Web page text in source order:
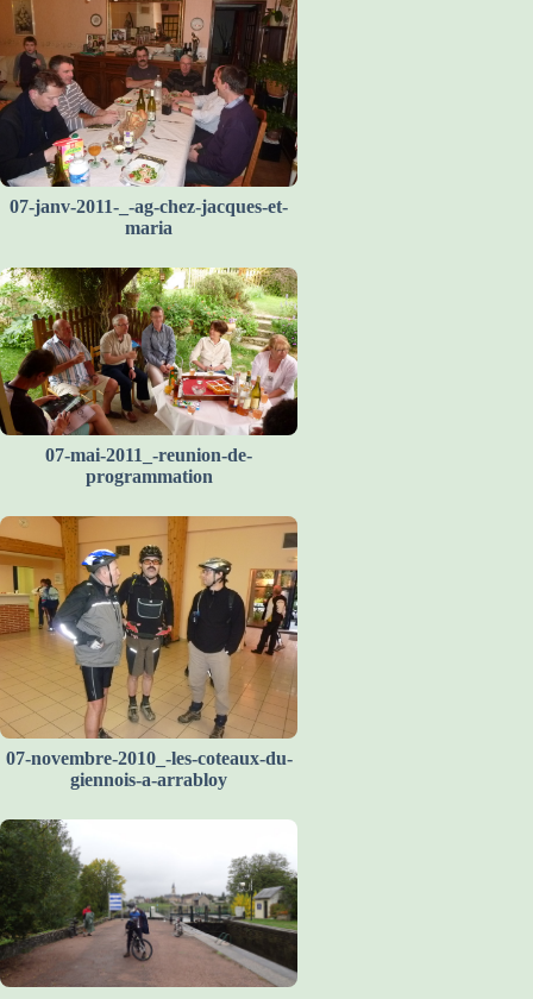
07-janv-2011-_-ag-chez-jacques-et-
maria
07-mai-2011_-reunion-de-
programmation
07-novembre-2010_-les-coteaux-du-
giennois-a-arrabloy